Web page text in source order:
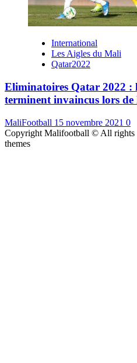
International
Les Aigles du Mali
Qatar2022
Eliminatoires Qatar 2022 :
terminent invaincus lors de
MaliFootball 15 novembre 2021 0
Copyright Malifootball © All rights
themes